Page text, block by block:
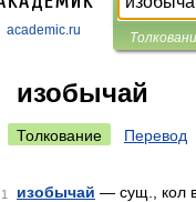
academic.ru
изобычай
Толкование Перевод
1 изобычай — сущ., кол